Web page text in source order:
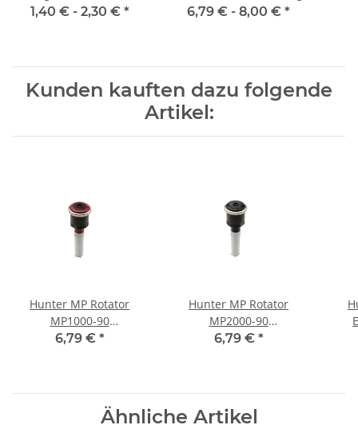
1,40 € - 2,30 € *
6,79 € - 8,00 € *
Kunden kauften dazu folgende
Artikel:
Hunter MP Rotator
MP1000-90
Rotationsdüse 90°-210°
6,79 € *
Hunter MP Rotator
MP2000-90
Rotationsdüse 90°-210°
6,79 € *
Ähnliche Artikel